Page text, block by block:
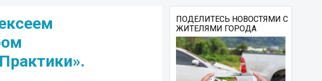
ПОДЕЛИТЕСЬ НОВОСТЯМИ С
ЖИТЕЛЯМИ ГОРОДА